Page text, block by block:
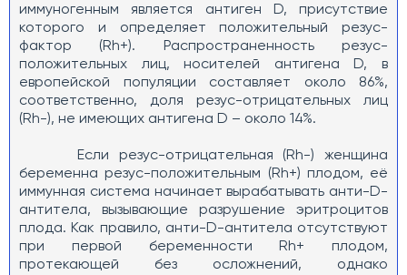
иммуногенным является антиген D, присутствие
которого и определяет положительный резус-
фактор (Rh+). Распространенность резус-
положительных лиц, носителей антигена D, в
европейской популяции составляет около 86%,
соответственно, доля резус-отрицательных лиц
(Rh-), не имеющих антигена D – около 14%.
Если резус-отрицательная (Rh-) женщина
беременна резус-положительным (Rh+) плодом, её
иммунная система начинает вырабатывать анти-D-
антитела, вызывающие разрушение эритроцитов
плода. Как правило, анти-D-антитела отсутствуют
при первой беременности Rh+ плодом,
протекающей без осложнений, однако